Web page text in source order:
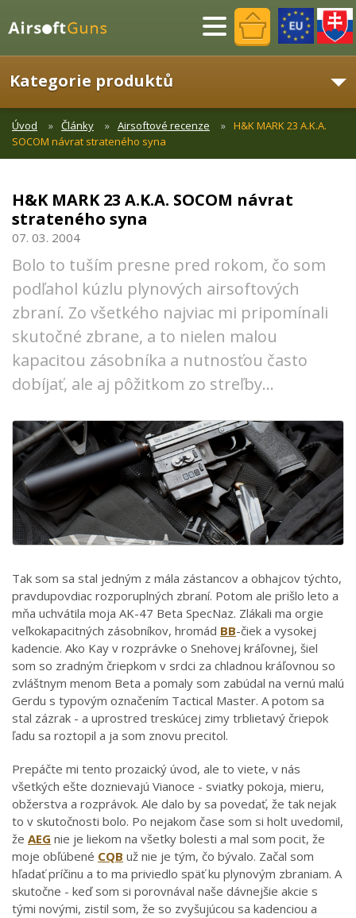
Menu
Kategorie produktů
Úvod Články Airsoftové recenze
H&K MARK 23 A.K.A.
SOCOM návrat strateného syna
H&K MARK 23 A.K.A. SOCOM návrat
strateného syna
07. 03. 2004
Bolo to tuším presne pred rokom, čo som
podľahol kúzlu plynových airsoftových
zbraní. Zo všetkého najviac mi pripomínali
skutočné zbrane, a to nielen malou
kapacitou zásobníka a nutnosťou často
dobíjať, ale aj pôžitkom zo streľby...
Tak som sa stal jedným z mála zástancov a obhajcov týchto,
pravdupovdiac rozporuplných zbraní. Potom ale prišlo leto a
mňa uchvátila moja AK-47 Beta SpecNaz. Zlákali ma orgie
veľkokapacitných zásobníkov, hromád BB-čiek a vysokej
kadencie. Ako Kay v rozprávke o Snehovej kráľovnej, šiel
som so zradným čriepkom v srdci za chladnou kráľovnou so
zvláštnym menom Beta a pomaly som zabúdal na vernú malú
Gerdu s typovým označením Tactical Master. A potom sa
stal zázrak - a uprostred treskúcej zimy trblietavý čriepok
ľadu sa roztopil a ja som znovu precitol.
Prepáčte mi tento prozaický úvod, ale to viete, v nás
všetkých ešte doznievajú Vianoce - sviatky pokoja, mieru,
obžerstva a rozprávok. Ale dalo by sa povedať, že tak nejak
to v skutočnosti bolo. Po nejakom čase som si holt uvedomil,
že AEG nie je liekom na všetky bolesti a mal som pocit, že
moje obľúbené CQB už nie je tým, čo bývalo. Začal som
hľadať príčinu a to ma priviedlo späť ku plynovým zbraniam. A
skutočne - keď som si porovnával naše dávnejšie akcie s
tými novými, zistil som, že so zvyšujúcou sa kadenciou a